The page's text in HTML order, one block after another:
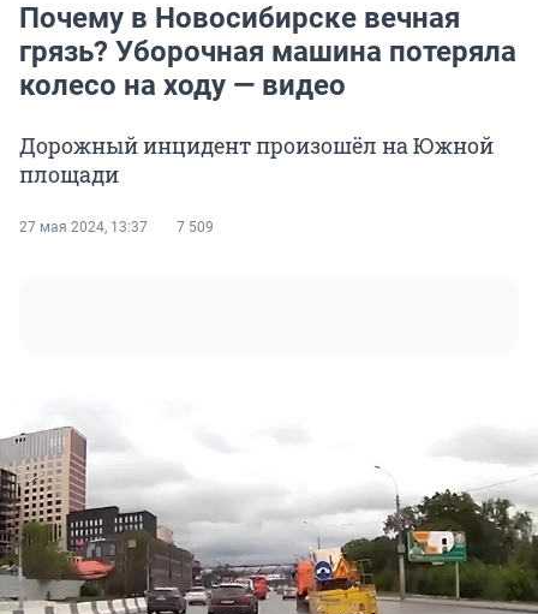
Почему в Новосибирске вечная
грязь? Уборочная машина потеряла
колесо на ходу — видео
Дорожный инцидент произошёл на Южной
площади
27 мая 2024, 13:37 7 509